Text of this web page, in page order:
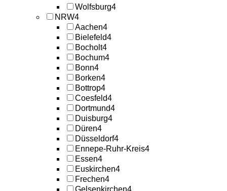
Wolfsburg4
NRW4
Aachen4
Bielefeld4
Bocholt4
Bochum4
Bonn4
Borken4
Bottrop4
Coesfeld4
Dortmund4
Duisburg4
Düren4
Düsseldorf4
Ennepe-Ruhr-Kreis4
Essen4
Euskirchen4
Frechen4
Gelsenkirchen4